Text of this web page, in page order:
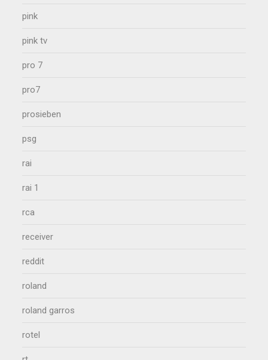
pink
pink tv
pro 7
pro7
prosieben
psg
rai
rai 1
rca
receiver
reddit
roland
roland garros
rotel